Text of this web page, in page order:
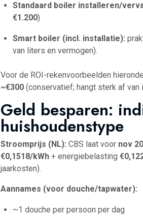
Standaard boiler installeren/
€1.200)
Smart boiler (incl. installatie):
van liters en vermogen).
Voor de ROI-rekenvoorbeelden
~€300 (conservatief; hangt sterk af
Geld besparen:
huishoudenstype
Stroomprijs (NL): CBS laat voor nov
€0,1518/kWh + energiebelasting
jaarkosten).
Aannames (voor douche/tapwater):
~1 douche per persoon per dag